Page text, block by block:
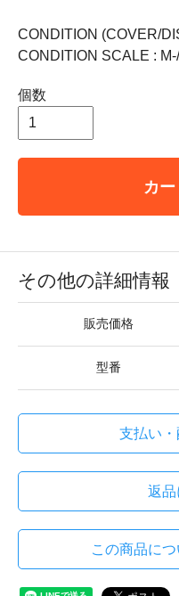
CONDITION (COVER/
CONDITION SCALE :
個数
カ
その他の詳細情報
販売価格
型番
支払い
返品
この商品に